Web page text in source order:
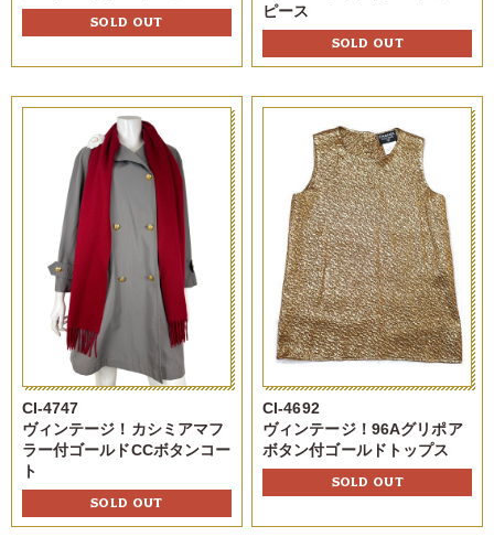
SOLD OUT
ピース
SOLD OUT
CI-4747
ヴィンテージ！カシミアマフ
ラー付ゴールドCCボタンコー
ト
SOLD OUT
CI-4692
ヴィンテージ！96Aグリポア
ボタン付ゴールドトップス
SOLD OUT